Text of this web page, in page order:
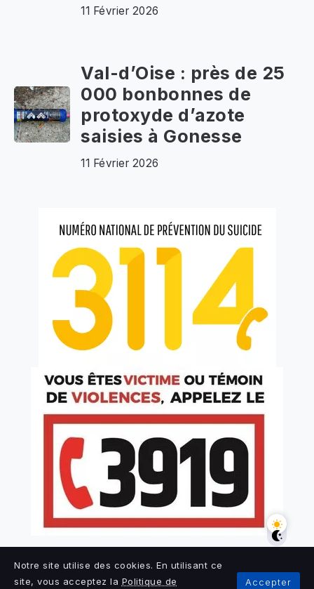
11 Février 2026
Val-d’Oise : près de 25
000 bonbonnes de
protoxyde d’azote
saisies à Gonesse
11 Février 2026
Notre site utilise des cookies. En utilisant ce
site, vous acceptez la Politique de Accepter